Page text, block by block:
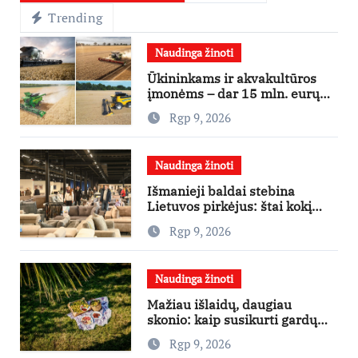
Trending
Naudinga žinoti
Ūkininkams ir akvakultūros
įmonėms – dar 15 mln. eurų
lengvatinėms paskoloms
Rgp 9, 2026
Naudinga žinoti
Išmanieji baldai stebina
Lietuvos pirkėjus: štai kokį
išgraibsto pirmiausia
Rgp 9, 2026
Naudinga žinoti
Mažiau išlaidų, daugiau
skonio: kaip susikurti gardų
pikniką iš vos kelių produktų
Rgp 9, 2026